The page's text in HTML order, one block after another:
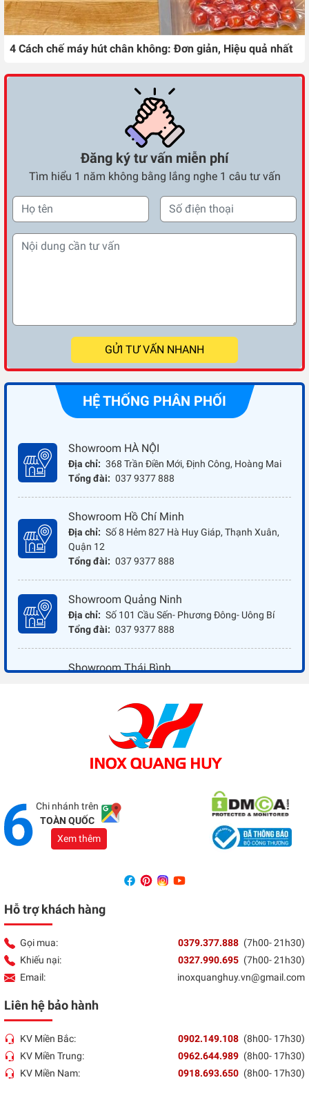
4 Cách chế máy hút chân không: Đơn giản, Hiệu quả nhất
Đăng ký tư vấn miễn phí
Tìm hiểu 1 năm không bằng lắng nghe 1 câu tư vấn
GỬI TƯ VẤN NHANH
HỆ THỐNG PHÂN PHỐI
Showroom HÀ NỘI
Địa chỉ: 368 Trần Điền Mới, Định Công, Hoàng Mai
Tổng đài: 037 9377 888
Showroom Hồ Chí Minh
Địa chỉ: Số 8 Hẻm 827 Hà Huy Giáp, Thạnh Xuân,
Quận 12
Tổng đài: 037 9377 888
Showroom Quảng Ninh
Địa chỉ: Số 101 Cầu Sến- Phương Đông- Uông Bí
Tổng đài: 037 9377 888
Showroom Thái Bình
037 9377 888
Showroom Đồng Nai
Địa chỉ: 1066 - QL 51 Tổ 3- Ấp Đồng- Phước Tân-
Chi nhánh trên
TOÀN QUỐC
Xem thêm
Hỗ trợ khách hàng
Gọi mua: 0379.377.888 (7h00- 21h30)
Khiếu nại:
0327.990.695 (7h00- 21h30)
Email:
inoxquanghuy.vn@gmail.com
Liên hệ bảo hành
KV Miền Bắc: 0902.149.108 (8h00- 17h30)
KV Miền Trung:
0962.644.989 (8h00- 17h30)
KV Miền Nam:
0918.693.650 (8h00- 17h30)